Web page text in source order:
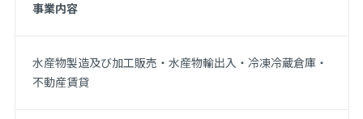
事業内容
水産物製造及び加工販売・水産物輸出入・冷凍冷蔵倉庫・
不動産賃貸